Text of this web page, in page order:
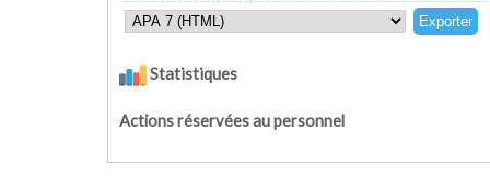
Statistiques
Actions réservées au personnel